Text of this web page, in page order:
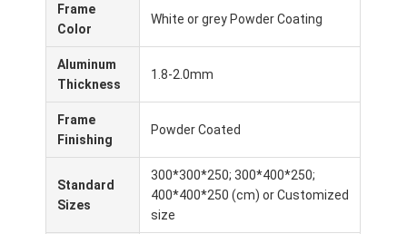
Frame
Color
White or grey Powder Coating
Aluminum
Thickness
1.8-2.0mm
Frame
Finishing
Powder Coated
Standard
Sizes
300*300*250; 300*400*250;
400*400*250 (cm) or Customized
size